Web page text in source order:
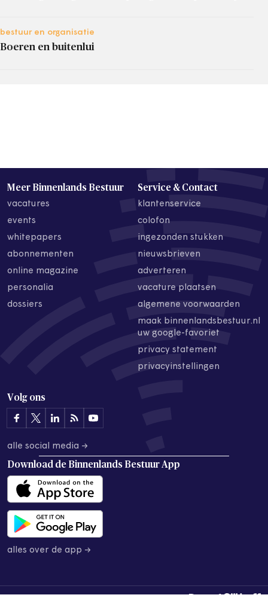
bestuur en organisatie
Boeren en buitenlui
Meer Binnenlands Bestuur
vacatures
events
whitepapers
abonnementen
online magazine
personalia
dossiers
Service & Contact
klantenservice
colofon
ingezonden stukken
nieuwsbrieven
adverteren
vacature plaatsen
algemene voorwaarden
maak binnenlandsbestuur.nl
uw google-favoriet
privacy statement
privacyinstellingen
Volg ons
alle social media →
Download de Binnenlands Bestuur App
alles over de app →